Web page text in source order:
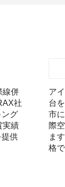
線併
社
グ
実績
提供
ア
台
市
際
ま
格